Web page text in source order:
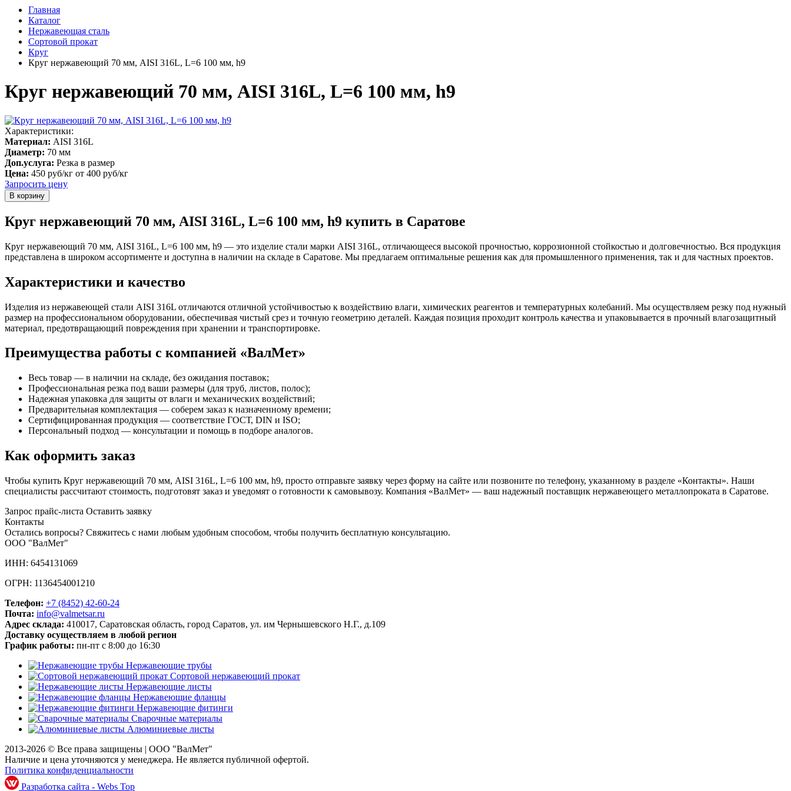
Главная
Каталог
Нержавеющая сталь
Сортовой прокат
Круг
Круг нержавеющий 70 мм, AISI 316L, L=6 100 мм, h9
Круг нержавеющий 70 мм, AISI 316L, L=6 100 мм, h9
Характеристики:
Материал: AISI 316L
Диаметр: 70 мм
Доп.услуга: Резка в размер
Цена: 450 руб/кг от 400 руб/кг
Запросить цену
Круг нержавеющий 70 мм, AISI 316L, L=6 100 мм, h9 купить в Саратове
Круг нержавеющий 70 мм, AISI 316L, L=6 100 мм, h9 — это изделие стали марки AISI 316L, отличающееся высокой прочностью, коррозионной стойкостью и долговечностью. Вся продукция
представлена в широком ассортименте и доступна в наличии на складе в Саратове. Мы предлагаем оптимальные решения как для промышленного применения, так и для частных проектов.
Характеристики и качество
Изделия из нержавеющей стали AISI 316L отличаются отличной устойчивостью к воздействию влаги, химических реагентов и температурных колебаний. Мы осуществляем резку под нужный
размер на профессиональном оборудовании, обеспечивая чистый срез и точную геометрию деталей. Каждая позиция проходит контроль качества и упаковывается в прочный влагозащитный
материал, предотвращающий повреждения при хранении и транспортировке.
Преимущества работы с компанией «ВалМет»
Весь товар — в наличии на складе, без ожидания поставок;
Профессиональная резка под ваши размеры (для труб, листов, полос);
Надежная упаковка для защиты от влаги и механических воздействий;
Предварительная комплектация — соберем заказ к назначенному времени;
Сертифицированная продукция — соответствие ГОСТ, DIN и ISO;
Персональный подход — консультации и помощь в подборе аналогов.
Как оформить заказ
Чтобы купить Круг нержавеющий 70 мм, AISI 316L, L=6 100 мм, h9, просто отправьте заявку через форму на сайте или позвоните по телефону, указанному в разделе «Контакты». Наши
специалисты рассчитают стоимость, подготовят заказ и уведомят о готовности к самовывозу. Компания «ВалМет» — ваш надежный поставщик нержавеющего металлопроката в Саратове.
Запрос прайс-листа Оставить заявку
Контакты
Остались вопросы? Свяжитесь с нами любым удобным способом, чтобы получить бесплатную консультацию.
ООО "ВалМет"
ИНН: 6454131069
ОГРН: 1136454001210
Телефон: +7 (8452) 42-60-24
Почта: info@valmetsar.ru
Адрес склада: 410017, Саратовская область, город Саратов, ул. им Чернышевского Н.Г., д.109
Доставку осуществляем в любой регион
График работы: пн-пт с 8:00 до 16:30
Нержавеющие трубы
Сортовой нержавеющий прокат
Нержавеющие листы
Нержавеющие фланцы
Нержавеющие фитинги
Сварочные материалы
Алюминиевые листы
2013-2026 © Все права защищены | ООО "ВалМет"
Наличие и цена уточняются у менеджера. Не является публичной офертой.
Политика конфиденциальности
Разработка сайта - Webs Top